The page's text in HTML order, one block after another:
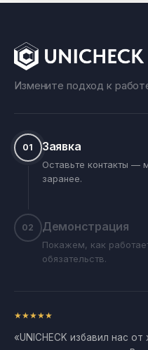
Измените подход к
01 Заявка
Оставьте контакты —
заранее.
02 Демонстрация
Покажем, как
обязательств.
★★★★★
«UNICHECK избавил нас